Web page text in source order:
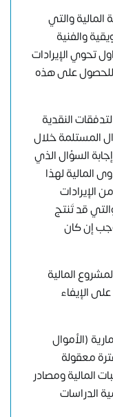
والتي
والفنية
تحوي الإيرادات
للحصول على هذه
النقدية
المستلمة خلال
السؤال الذي
المالية لهذا
الإيرادات
قد تَنتج
إن كان
المالية
الإيفاء
(الأموال
معقولة
المالية ومصادر
الدراسات